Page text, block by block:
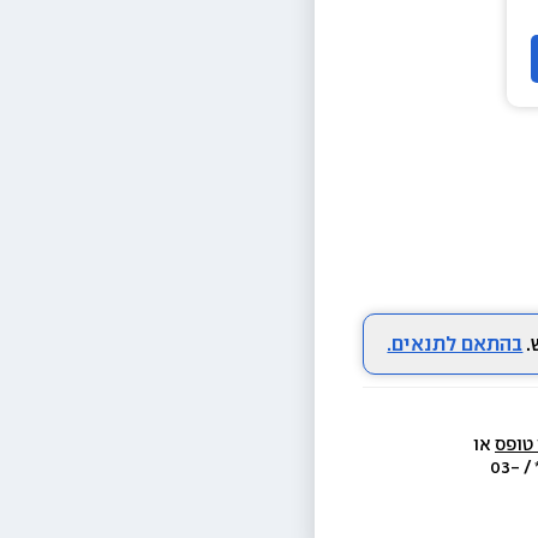
בהתאם לתנאים.
טופס
  או בת.ד 438 ראשון לציון או בטל׳  3733* / 03-